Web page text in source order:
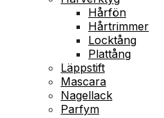
Hårfön
Hårtrimmer
Locktång
Plattång
Läppstift
Mascara
Nagellack
Parfym